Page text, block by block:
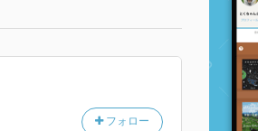
フォロー